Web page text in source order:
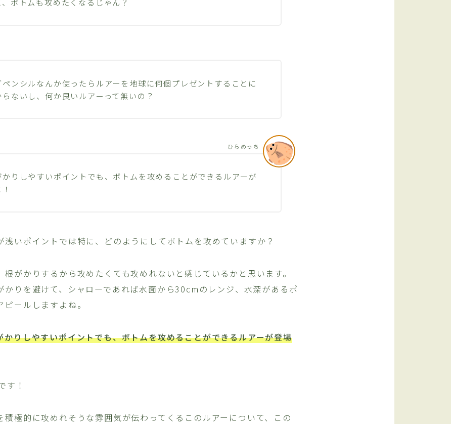
ペンシルなんか使ったらルアーを地球に何個プレゼントすることに
ないし、何か良いルアーって無いの？
りしやすいポイントでも、ボトムを攻めることができるルアーが
ひらめっち
浅いポイントでは特に、どのようにしてボトムを攻めていますか？
がかりするから攻めたくても攻めれないと感じているかと思います。
かりを避けて、シャローであれば水面から30cmのレンジ、水深があるポ
ールしますよね。
かりしやすいポイントでも、ボトムを攻めることができるルアーが登場
す！
積極的に攻めれそうな雰囲気が伝わってくるこのルアーについて、この